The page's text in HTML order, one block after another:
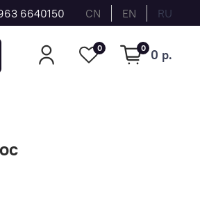
6640150 CN EN RU
0 0 0 р.